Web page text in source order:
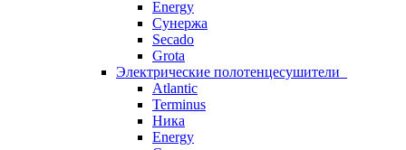
Energy
Сунержа
Secado
Grota
Электрические полотенцесушители
Atlantic
Terminus
Ника
Energy